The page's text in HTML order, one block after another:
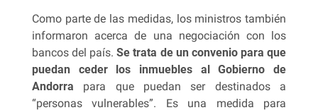
Como parte de las medidas, los ministros también
informaron acerca de una negociación con los
bancos del país.Se trata de un convenio para que
puedan ceder los inmuebles al Gobierno de
Andorra para que puedan ser destinados a
“personas vulnerables”. Es una medida para